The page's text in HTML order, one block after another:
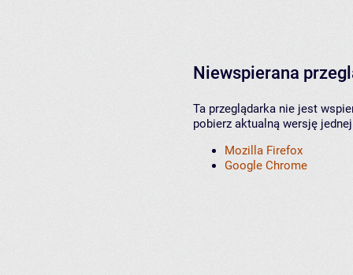
Niewspierana
Ta przeglądarka nie jest
pobierz aktualną wersję
Mozilla Firefox
Google Chrome